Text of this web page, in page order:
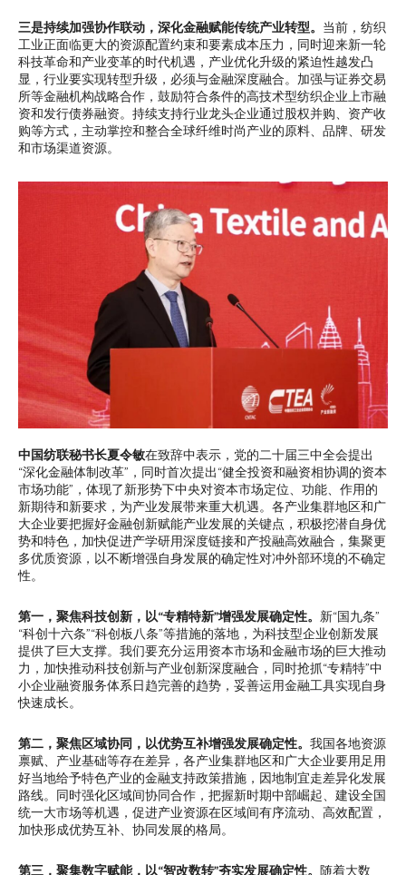
三是持续加强协作联动，深化金融赋能传统产业转型。 当前，纺织
工业正面临更大的资源配置约束和要素成本压力，同时迎来新一轮
科技革命和产业变革的时代机遇，产业优化升级的紧迫性越发凸
显，行业要实现转型升级，必须与金融深度融合。加强与证券交易
所等金融机构战略合作，鼓励符合条件的高技术型纺织企业上市融
资和发行债券融资。持续支持行业龙头企业通过股权并购、资产收
购等方式，主动掌控和整合全球纤维时尚产业的原料、品牌、研发
和市场渠道资源。
中国纺联秘书长夏令敏在致辞中表示，党的二十届三中全会提出
“深化金融体制改革”，同时首次提出“健全投资和融资相协调的资本
市场功能”，体现了新形势下中央对资本市场定位、功能、作用的
新期待和新要求，为产业发展带来重大机遇。各产业集群地区和广
大企业要把握好金融创新赋能产业发展的关键点，积极挖潜自身优
势和特色，加快促进产学研用深度链接和产投融高效融合，集聚更
多优质资源，以不断增强自身发展的确定性对冲外部环境的不确定
性。
第一，聚焦科技创新，以“专精特新”增强发展确定性。 新“国九条”
“科创十六条”“科创板八条”等措施的落地，为科技型企业创新发展
提供了巨大支撑。我们要充分运用资本市场和金融市场的巨大推动
力，加快推动科技创新与产业创新深度融合，同时抢抓“专精特”中
小企业融资服务体系日趋完善的趋势，妥善运用金融工具实现自身
快速成长。
第二，聚焦区域协同，以优势互补增强发展确定性。 我国各地资源
禀赋、产业基础等存在差异，各产业集群地区和广大企业要用足用
好当地给予特色产业的金融支持政策措施，因地制宜走差异化发展
路线。同时强化区域间协同合作，把握新时期中部崛起、建设全国
统一大市场等机遇，促进产业资源在区域间有序流动、高效配置，
加快形成优势互补、协同发展的格局。